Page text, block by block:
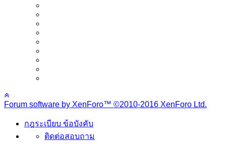
Forum software by XenForo™ ©2010-2016 XenForo Ltd.
กฎระเบียบ ข้อบังคับ
ติดต่อสอบถาม